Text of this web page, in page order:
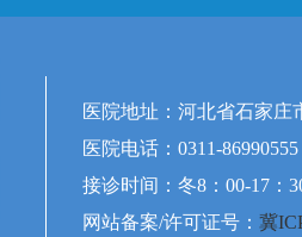
医院地址：河北省石家庄
医院电话：0311-86990555
接诊时间：冬8：00-17：
网站备案/许可证号： 冀